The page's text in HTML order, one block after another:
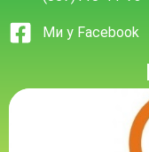
Ми у Facebook